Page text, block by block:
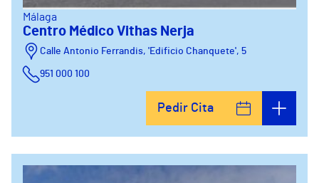
Málaga
Centro Médico Vithas Nerja
Calle Antonio Ferrandis, 'Edificio Chanquete', 5
951 000 100
Pedir Cita